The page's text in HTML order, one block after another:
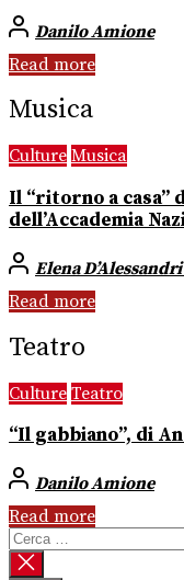
Danilo Amione
Read more
Musica
Culture Musica
Il “ritorno a casa”
dell’Accademia
Elena
Read more
Teatro
Culture Teatro
“Il gabbiano”, di
Danilo Amione
Read more
Ricerca
per: